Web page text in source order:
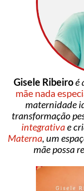
Gisele Ribeiroé
mãe nada
maternidade
transformação
integrativae
Materna, um
mãe possa